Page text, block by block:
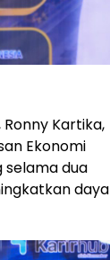
Kartika,
Ekonomi
selama dua
daya